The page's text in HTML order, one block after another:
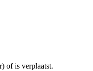
of is verplaatst.